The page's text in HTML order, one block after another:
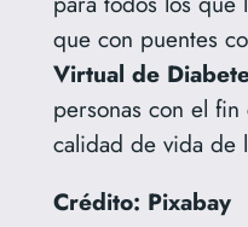
que con puentes
Virtual de
personas con el
calidad de vida de
Crédito: Pixabay